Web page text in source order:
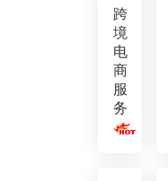
跨
境
电
商
服
务